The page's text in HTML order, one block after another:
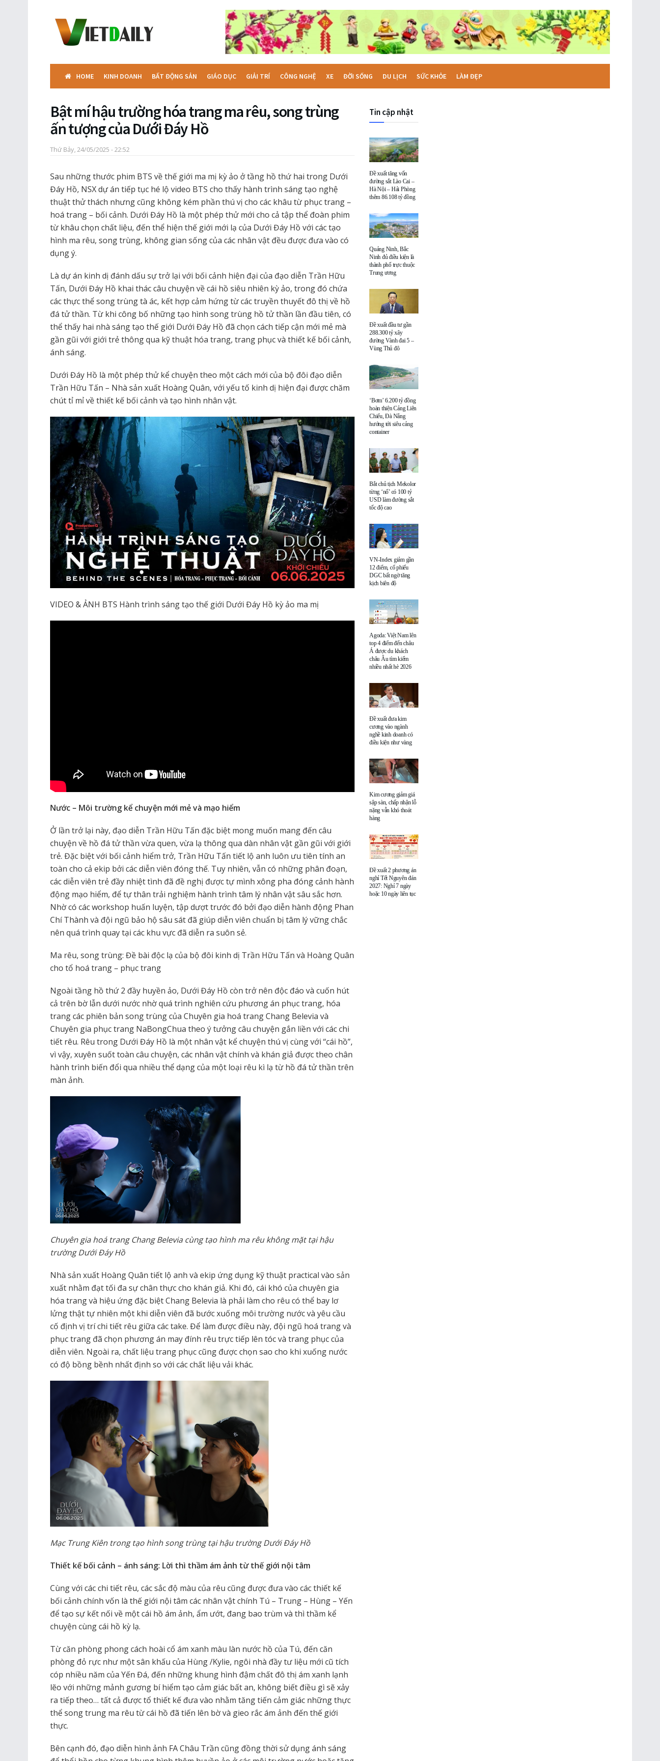
HOME KINH DOANH BẤT ĐỘNG SẢN GIÁO DỤC GIẢI TRÍ CÔNG NGHỆ XE ĐỜI SỐNG DU LỊCH SỨC KHỎE LÀM ĐẸP
Bật mí hậu trường hóa trang ma rêu, song trùng
ấn tượng của Dưới Đáy Hồ
Thứ Bảy, 24/05/2025 - 22:52
Sau những thước phim BTS về thế giới ma mị kỳ ảo ở tầng hồ thứ hai trong Dưới
Đáy Hồ, NSX dự án tiếp tục hé lộ video BTS cho thấy hành trình sáng tạo nghệ
thuật thử thách nhưng cũng không kém phần thú vị cho các khâu từ phục trang –
hoá trang – bối cảnh. Dưới Đáy Hồ là một phép thử mới cho cả tập thể đoàn phim
từ khâu chọn chất liệu, đến thể hiện thế giới mới lạ của Dưới Đáy Hồ với các tạo
hình ma rêu, song trùng, không gian sống của các nhân vật đều được đưa vào có
dụng ý.
Là dự án kinh dị đánh dấu sự trở lại với bối cảnh hiện đại của đạo diễn Trần Hữu
Tấn, Dưới Đáy Hồ khai thác câu chuyện về cái hồ siêu nhiên kỳ ảo, trong đó chứa
các thực thể song trùng tà ác, kết hợp cảm hứng từ các truyền thuyết đô thị về hồ
đá tử thần. Từ khi công bố những tạo hình song trùng hồ tử thần lần đầu tiên, có
thể thấy hai nhà sáng tạo thế giới Dưới Đáy Hồ đã chọn cách tiếp cận mới mẻ mà
gần gũi với giới trẻ thông qua kỹ thuật hóa trang, trang phục và thiết kế bối cảnh,
ánh sáng.
Dưới Đáy Hồ là một phép thử kể chuyện theo một cách mới của bộ đôi đạo diễn
Trần Hữu Tấn – Nhà sản xuất Hoàng Quân, với yếu tố kinh dị hiện đại được chăm
chút tỉ mỉ về thiết kế bối cảnh và tạo hình nhân vật.
VIDEO & ẢNH BTS Hành trình sáng tạo thế giới Dưới Đáy Hồ kỳ ảo ma mị
Nước – Môi trường kể chuyện mới mẻ và mạo hiểm
Ở lần trở lại này, đạo diễn Trần Hữu Tấn đặc biệt mong muốn mang đến câu
chuyện về hồ đá tử thần vừa quen, vừa lạ thông qua dàn nhân vật gần gũi với giới
trẻ. Đặc biệt với bối cảnh hiểm trở, Trần Hữu Tấn tiết lộ anh luôn ưu tiên tính an
toàn cho cả ekip bởi các diễn viên đóng thế. Tuy nhiên, vẫn có những phân đoạn,
các diễn viên trẻ đầy nhiệt tình đã đề nghị được tự mình xông pha đóng cảnh hành
động mạo hiểm, để tự thân trải nghiệm hành trình tâm lý nhân vật sâu sắc hơn.
Nhờ có các workshop huấn luyện, tập dượt trước đó bởi đạo diễn hành động Phan
Chí Thành và đội ngũ bảo hộ sâu sát đã giúp diễn viên chuẩn bị tâm lý vững chắc
nên quá trình quay tại các khu vực đã diễn ra suôn sẻ.
Ma rêu, song trùng: Đề bài độc lạ của bộ đôi kinh dị Trần Hữu Tấn và Hoàng Quân
cho tổ hoá trang – phục trang
Ngoài tầng hồ thứ 2 đầy huyền ảo, Dưới Đáy Hồ còn trở nên độc đáo và cuốn hút
cả trên bờ lẫn dưới nước nhờ quá trình nghiên cứu phương án phục trang, hóa
trang các phiên bản song trùng của Chuyên gia hoá trang Chang Belevia và
Chuyên gia phục trang NaBongChua theo ý tưởng câu chuyện gắn liền với các chi
tiết rêu. Rêu trong Dưới Đáy Hồ là một nhân vật kể chuyện thú vị cùng với “cái hồ”,
vì vậy, xuyên suốt toàn câu chuyện, các nhân vật chính và khán giả được theo chân
hành trình biến đổi qua nhiều thể dạng của một loại rêu kì lạ từ hồ đá tử thần trên
màn ảnh.
Chuyên gia hoá trang Chang Belevia cùng tạo hình ma rêu không mặt tại hậu
trường Dưới Đáy Hồ
Nhà sản xuất Hoàng Quân tiết lộ anh và ekip ứng dụng kỹ thuật practical vào sản
xuất nhằm đạt tối đa sự chân thực cho khán giả. Khi đó, cái khó của chuyên gia
hóa trang và hiệu ứng đặc biệt Chang Belevia là phải làm cho rêu có thể bay lơ
lửng thật tự nhiên một khi diễn viên đã bước xuống môi trường nước và yêu cầu
cố định vị trí chi tiết rêu giữa các take. Để làm được điều này, đội ngũ hoá trang và
phục trang đã chọn phương án may đính rêu trực tiếp lên tóc và trang phục của
diễn viên. Ngoài ra, chất liệu trang phục cũng được chọn sao cho khi xuống nước
có độ bồng bềnh nhất định so với các chất liệu vải khác.
Mạc Trung Kiên trong tạo hình song trùng tại hậu trường Dưới Đáy Hồ
Thiết kế bối cảnh – ánh sáng: Lời thì thầm ám ảnh từ thế giới nội tâm
Cùng với các chi tiết rêu, các sắc độ màu của rêu cũng được đưa vào các thiết kế
bối cảnh chính vốn là thế giới nội tâm các nhân vật chính Tú – Trung – Hùng – Yến
để tạo sự kết nối về một cái hồ ám ảnh, ẩm ướt, đang bao trùm và thì thầm kể
chuyện cùng cái hồ kỳ lạ.
Từ căn phòng phong cách hoài cổ ám xanh màu làn nước hồ của Tú, đến căn
phòng đỏ rực như một sân khấu của Hùng /Kylie, ngôi nhà đầy tư liệu mới cũ tích
cóp nhiều năm của Yến Đá, đến những khung hình đậm chất đô thị ám xanh lạnh
lẽo với những mảnh gương bí hiểm tạo cảm giác bất an, không biết điều gì sẽ xảy
ra tiếp theo… tất cả được tổ thiết kế đưa vào nhằm tăng tiến cảm giác những thực
thể song trung ma rêu từ cái hồ đã tiến lên bờ và gieo rắc ám ảnh đến thế giới
thực.
Bên cạnh đó, đạo diễn hình ảnh FA Châu Trần cũng đồng thời sử dụng ánh sáng
Tin cập nhật
Đề xuất tăng vốn
đường sắt Lào Cai –
Hà Nội – Hải Phòng
thêm 86.108 tỷ đồng
Quảng Ninh, Bắc
Ninh đủ điều kiện là
thành phố trực thuộc
Trung ương
Đề xuất đầu tư gần
288.300 tỷ xây
đường Vành đai 5 –
Vùng Thủ đô
‘Bơm’ 6.200 tỷ đồng
hoàn thiện Cảng Liên
Chiểu, Đà Nẵng
hướng tới siêu cảng
container
Bắt chủ tịch Mekolor
từng ‘nổ’ có 100 tỷ
USD làm đường sắt
tốc độ cao
VN-Index giảm gần
12 điểm, cổ phiếu
DGC bất ngờ tăng
kịch biên độ
Agoda: Việt Nam lên
top 4 điểm đến châu
Á được du khách
châu Âu tìm kiếm
nhiều nhất hè 2026
Đề xuất đưa kim
cương vào ngành
nghề kinh doanh có
điều kiện như vàng
Kim cương giảm giá
sập sàn, chấp nhận lỗ
nặng vẫn khó thoát
hàng
Đề xuất 2 phương án
nghỉ Tết Nguyên đán
2027: Nghỉ 7 ngày
hoặc 10 ngày liên tục